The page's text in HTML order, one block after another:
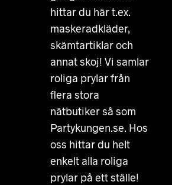
hittar du här t.ex.
maskeradkläder,
skämtartiklar och
annat skoj! Vi samlar
roliga prylar från
flera stora
nätbutiker så som
Partykungen.se. Hos
oss hittar du helt
enkelt alla roliga
prylar på ett ställe!